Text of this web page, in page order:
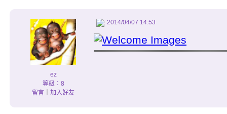
ez
等級：8
留言
加入好友
2014/04/07 14:53